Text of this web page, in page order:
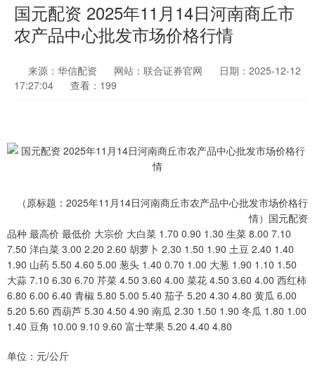
国元配资 2025年11月14日河南商丘市
农产品中心批发市场价格行情
来源：华信配资 网站：联合证券官网
日期：2025-12-12
17:27:04
查看：199
（原标题：2025年11月14日河南商丘市农产品中心批发市场价格行
情）国元配资
品种 最高价 最低价 大宗价 大白菜 1.70 0.90 1.30 生菜 8.00 7.10
7.50 洋白菜 3.00 2.20 2.60 胡萝卜 2.30 1.50 1.90 土豆 2.40 1.40
1.90 山药 5.50 4.60 5.00 葱头 1.40 0.70 1.00 大葱 1.90 1.10 1.50
大蒜 7.10 6.30 6.70 芹菜 4.50 3.60 4.00 菜花 4.50 3.60 4.00 西红柿
6.80 6.00 6.40 青椒 5.80 5.00 5.40 茄子 5.20 4.30 4.80 黄瓜 6.00
5.20 5.60 西葫芦 5.30 4.50 4.90 南瓜 2.30 1.50 1.90 冬瓜 1.80 1.00
1.40 豆角 10.00 9.10 9.60 富士苹果 5.20 4.40 4.80
单位：元/公斤